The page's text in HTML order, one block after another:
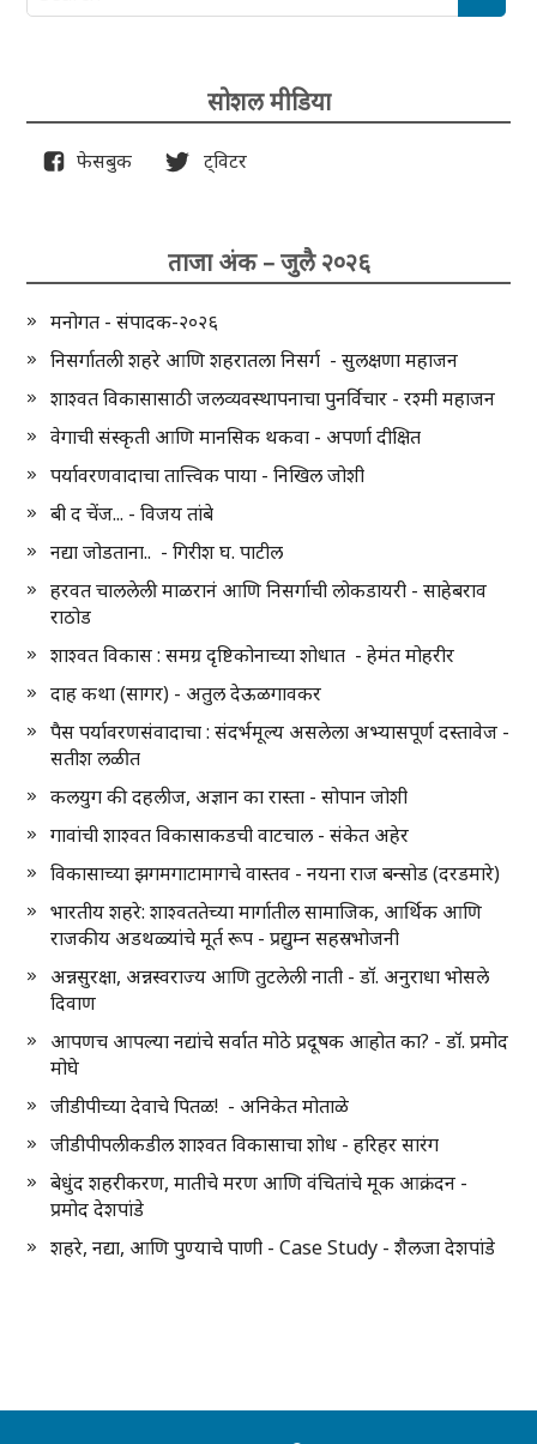
सोशल मीडिया
फेसबुक ट्विटर
ताजा अंक – जुलै २०२६
मनोगत - संपादक-२०२६
निसर्गातली शहरे आणि शहरातला निसर्ग - सुलक्षणा महाजन
शाश्वत विकासासाठी जलव्यवस्थापनाचा पुनर्विचार - रश्मी महाजन
वेगाची संस्कृती आणि मानसिक थकवा - अपर्णा दीक्षित
पर्यावरणवादाचा तात्त्विक पाया - निखिल जोशी
बी द चेंज... - विजय तांबे
नद्या जोडताना.. - गिरीश घ. पाटील
हरवत चाललेली माळरानं आणि निसर्गाची लोकडायरी - साहेबराव
राठोड
शाश्वत विकास : समग्र दृष्टिकोनाच्या शोधात - हेमंत मोहरीर
दाह कथा (सागर) - अतुल देऊळगावकर
पैस पर्यावरणसंवादाचा : संदर्भमूल्य असलेला अभ्यासपूर्ण दस्तावेज -
सतीश लळीत
कलयुग की दहलीज, अज्ञान का रास्ता - सोपान जोशी
गावांची शाश्वत विकासाकडची वाटचाल - संकेत अहेर
विकासाच्या झगमगाटामागचे वास्तव - नयना राज बन्सोड (दरडमारे)
भारतीय शहरे: शाश्वततेच्या मार्गातील सामाजिक, आर्थिक आणि
राजकीय अडथळ्यांचे मूर्त रूप - प्रद्युम्न सहस्रभोजनी
अन्नसुरक्षा, अन्नस्वराज्य आणि तुटलेली नाती - डॉ. अनुराधा भोसले
दिवाण
आपणच आपल्या नद्यांचे सर्वात मोठे प्रदूषक आहोत का? - डॉ. प्रमोद
मोघे
जीडीपीच्या देवाचे पितळ! - अनिकेत मोताळे
जीडीपीपलीकडील शाश्वत विकासाचा शोध - हरिहर सारंग
बेधुंद शहरीकरण, मातीचे मरण आणि वंचितांचे मूक आक्रंदन -
प्रमोद देशपांडे
शहरे, नद्या, आणि पुण्याचे पाणी - Case Study - शैलजा देशपांडे